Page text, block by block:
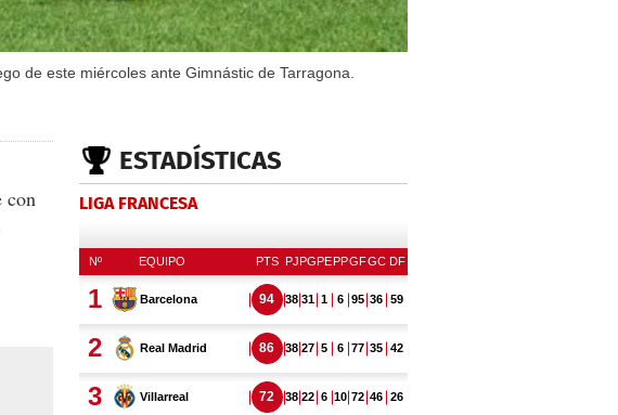
de este miércoles ante Gimnástic de Tarragona.
con
ESTADÍSTICAS
LIGA FRANCESA